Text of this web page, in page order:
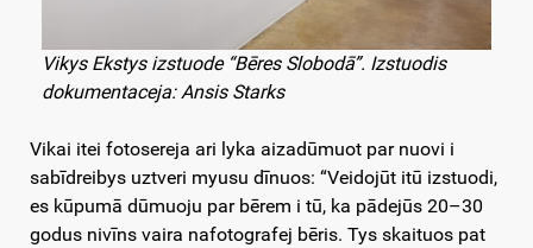
Vikys Ekstys izstuode “Bēres Slobodā”. Izstuodis
dokumentaceja: Ansis Starks
Vikai itei fotosereja ari lyka aizadūmuot par nuovi i
sabīdreibys uztveri myusu dīnuos: “Veidojūt itū izstuodi,
es kūpumā dūmuoju par bērem i tū, ka pādejūs 20–30
godus nivīns vaira nafotografej bēris. Tys skaituos pat